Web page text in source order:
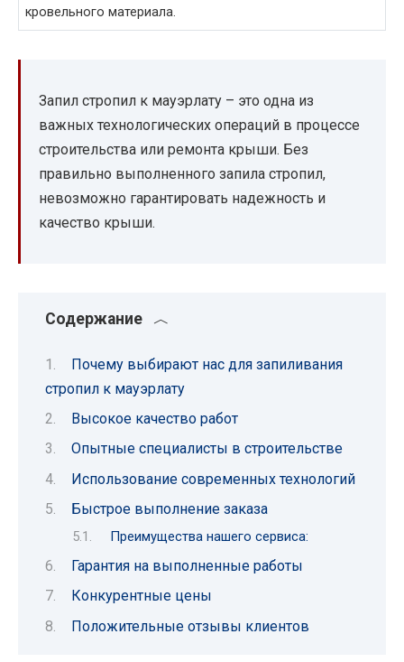
кровельного материала.
Запил стропил к мауэрлату – это одна из
важных технологических операций в процессе
строительства или ремонта крыши. Без
правильно выполненного запила стропил,
невозможно гарантировать надежность и
качество крыши.
Содержание
Почему выбирают нас для запиливания
стропил к мауэрлату
Высокое качество работ
Опытные специалисты в строительстве
Использование современных технологий
Быстрое выполнение заказа
Преимущества нашего сервиса:
Гарантия на выполненные работы
Конкурентные цены
Положительные отзывы клиентов